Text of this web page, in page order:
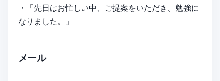
・「先日はお忙しい中、ご提案をいただき、勉強に
なりました。」
メール